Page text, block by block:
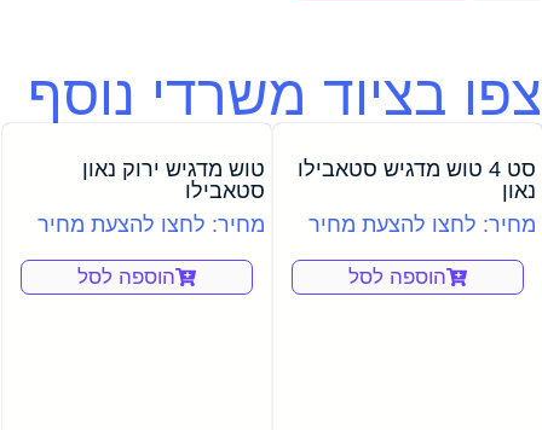
צפו בציוד משרדי נוסף
סט 4 טוש מדגיש סטאבילו
נאון
מחיר: לחצו להצעת מחיר
הוספה לסל
טוש מדגיש ירוק נאון
סטאבילו
מחיר: לחצו להצעת מחיר
הוספה לסל